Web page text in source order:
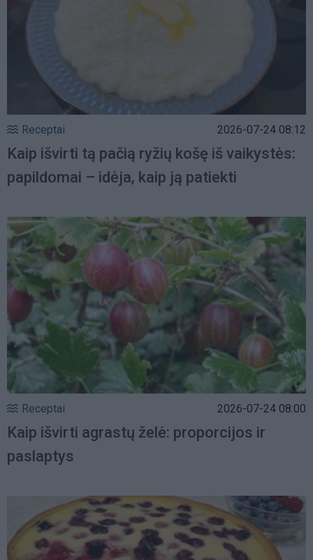
Receptai 2026-07-24 08:12
Kaip išvirti tą pačią ryžių košę iš vaikystės:
papildomai – idėja, kaip ją patiekti
Receptai 2026-07-24 08:00
Kaip išvirti agrastų želė: proporcijos ir
paslaptys